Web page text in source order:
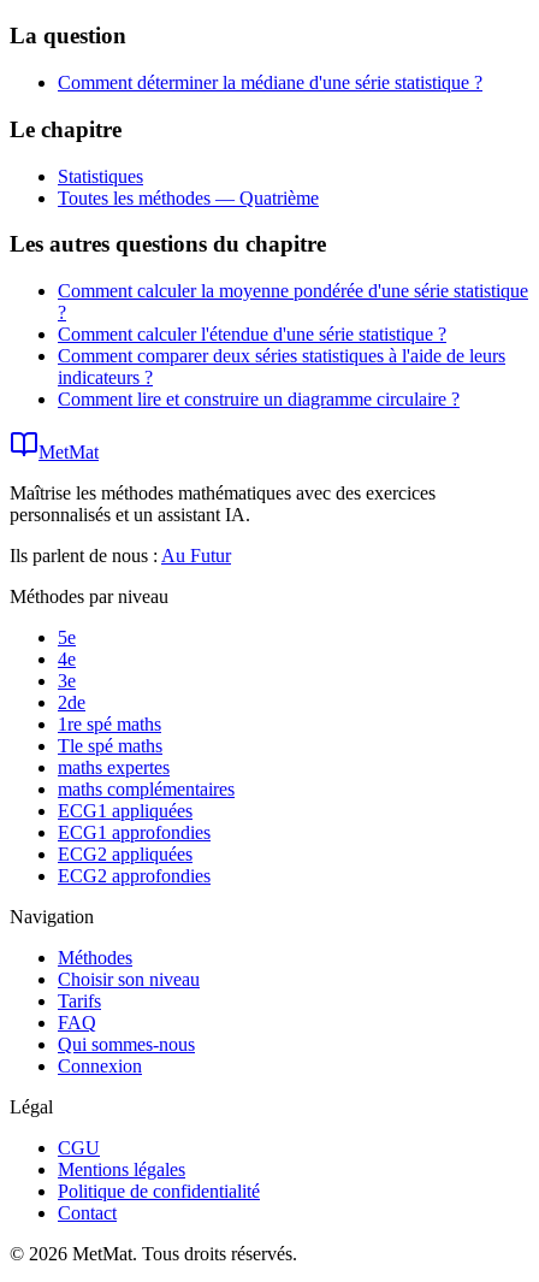
La question
Comment déterminer la médiane d'une série statistique ?
Le chapitre
Statistiques
Toutes les méthodes — Quatrième
Les autres questions du chapitre
Comment calculer la moyenne pondérée d'une série statistique
?
Comment calculer l'étendue d'une série statistique ?
Comment comparer deux séries statistiques à l'aide de leurs
indicateurs ?
Comment lire et construire un diagramme circulaire ?
MetMat
Maîtrise les méthodes mathématiques avec des exercices
personnalisés et un assistant IA.
Ils parlent de nous : Au Futur
Méthodes par niveau
5e
4e
3e
2de
1re spé maths
Tle spé maths
maths expertes
maths complémentaires
ECG1 appliquées
ECG1 approfondies
ECG2 appliquées
ECG2 approfondies
Navigation
Méthodes
Choisir son niveau
Tarifs
FAQ
Qui sommes-nous
Connexion
Légal
CGU
Mentions légales
Politique de confidentialité
Contact
© 2026 MetMat. Tous droits réservés.